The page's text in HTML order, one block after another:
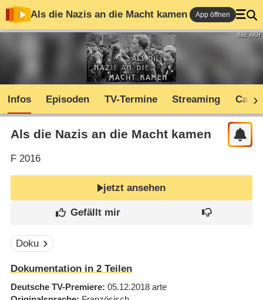
Als die Nazis an die Macht kamen App öffnen
Bild: AKH
Infos Episoden TV-Termine Streaming Cast
Als die Nazis an die Macht kamen
F2016
jetzt ansehen
Doku
Dokumentation in 2 Teilen
Deutsche TV-Premiere 05.12.2018 arte